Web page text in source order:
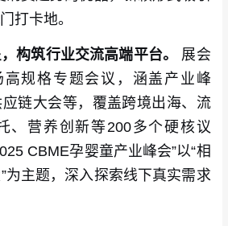
打卡地。
构筑行业交流高端平台。
展会
规格专题会议，涵盖产业峰
链大会等，覆盖跨境出海、流
、营养创新等200多个硬核议
CBME孕婴童产业峰会”以“相
为主题，深入探索线下真实需求